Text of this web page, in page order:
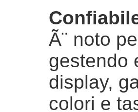
Ã¨ noto
gestendo
display,
colori e